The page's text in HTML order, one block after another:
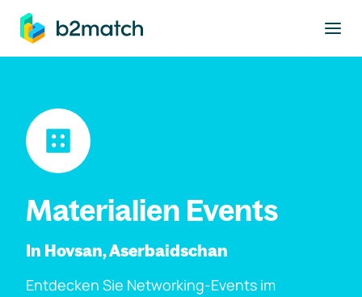
springen
Materialien Events
In Hovsan, Aserbaidschan
Entdecken Sie Networking-Events im